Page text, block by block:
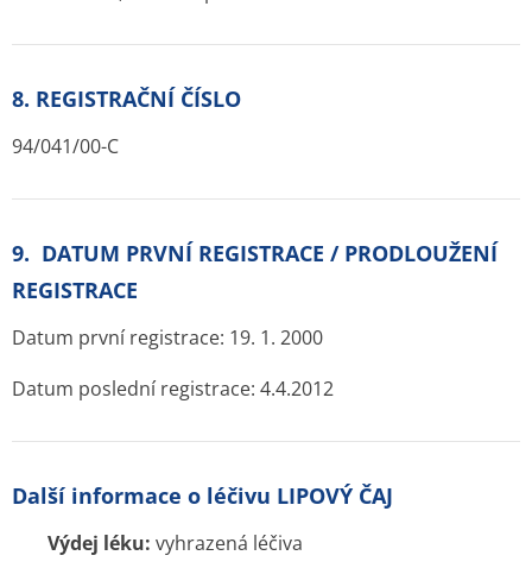
8. REGISTRAČNÍ ČÍSLO
94/041/00-C
9. DATUM PRVNÍ REGISTRACE / PRODLOUŽENÍ
REGISTRACE
Datum první registrace: 19. 1. 2000
Datum poslední registrace: 4.4.2012
Další informace o léčivu LIPOVÝ ČAJ
Výdej léku: vyhrazená léčiva